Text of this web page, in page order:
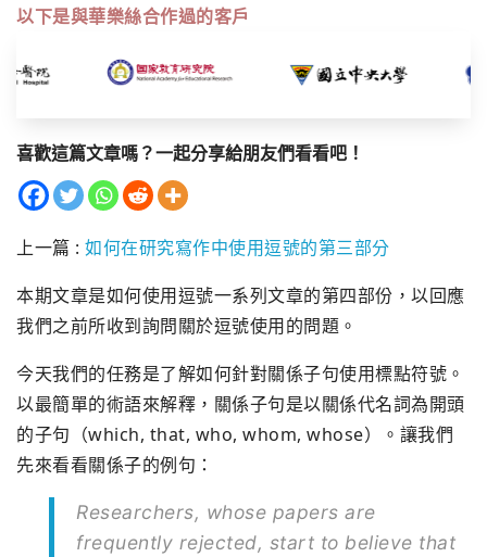
以下是與華樂絲合作過的客戶
喜歡這篇文章嗎？一起分享給朋友們看看吧！
上一篇 : 如何在研究寫作中使用逗號的第三部分
本期文章是如何使用逗號一系列文章的第四部份，以回應
我們之前所收到詢問關於逗號使用的問題。
今天我們的任務是了解如何針對關係子句使用標點符號。
以最簡單的術語來解釋，關係子句是以關係代名詞為開頭
的子句（which, that, who, whom, whose）。讓我們
先來看看關係子的例句：
Researchers, whose papers are
frequently rejected, start to believe that